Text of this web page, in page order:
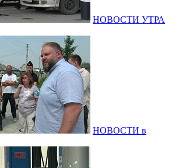
НОВОСТИ УТРА
НОВОСТИ в